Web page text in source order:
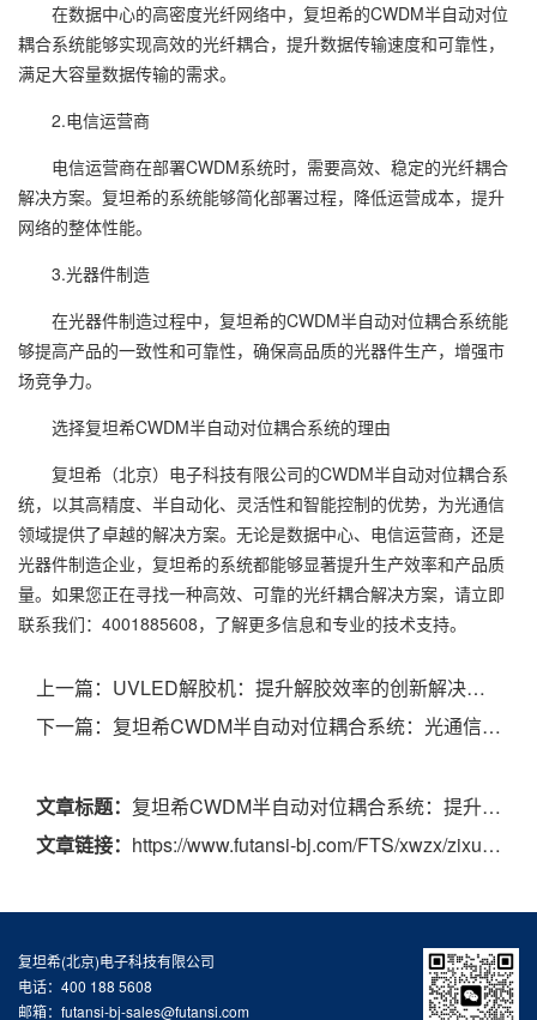
在数据中心的高密度光纤网络中，复坦希的CWDM半自动对位
耦合系统能够实现高效的光纤耦合，提升数据传输速度和可靠性，
满足大容量数据传输的需求。
2.电信运营商
电信运营商在部署CWDM系统时，需要高效、稳定的光纤耦合
解决方案。复坦希的系统能够简化部署过程，降低运营成本，提升
网络的整体性能。
3.光器件制造
在光器件制造过程中，复坦希的CWDM半自动对位耦合系统能
够提高产品的一致性和可靠性，确保高品质的光器件生产，增强市
场竞争力。
选择复坦希CWDM半自动对位耦合系统的理由
复坦希（北京）电子科技有限公司的CWDM半自动对位耦合系
统，以其高精度、半自动化、灵活性和智能控制的优势，为光通信
领域提供了卓越的解决方案。无论是数据中心、电信运营商，还是
光器件制造企业，复坦希的系统都能够显著提升生产效率和产品质
量。如果您正在寻找一种高效、可靠的光纤耦合解决方案，请立即
联系我们：4001885608，了解更多信息和专业的技术支持。
上一篇： UVLED解胶机：提升解胶效率的创新解决方案
下一篇： 复坦希CWDM半自动对位耦合系统：光通信领域的创新驱动
文章标题： 复坦希CWDM半自动对位耦合系统：提升光通信效率的利器
文章链接： https://www.futansi-bj.com/FTS/xwzx/zixun/563.html
复坦希(北京)电子科技有限公司
电话：400 188 5608
邮箱：futansi-bj-sales@futansi.com